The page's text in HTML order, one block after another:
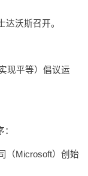
达沃斯召开。
现平等）倡议运
（Microsoft）创始